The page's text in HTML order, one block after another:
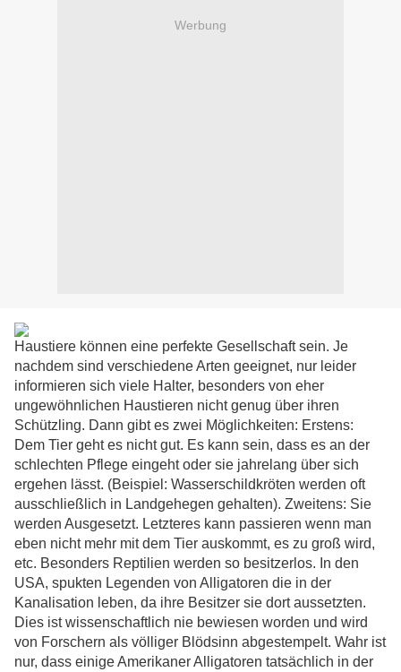
Werbung
Haustiere können eine perfekte Gesellschaft sein. Je
nachdem sind verschiedene Arten geeignet, nur leider
informieren sich viele Halter, besonders von eher
ungewöhnlichen Haustieren nicht genug über ihren
Schützling. Dann gibt es zwei Möglichkeiten: Erstens:
Dem Tier geht es nicht gut. Es kann sein, dass es an der
schlechten Pflege eingeht oder sie jahrelang über sich
ergehen lässt. (Beispiel: Wasserschildkröten werden oft
ausschließlich in Landgehegen gehalten). Zweitens: Sie
werden Ausgesetzt. Letzteres kann passieren wenn man
eben nicht mehr mit dem Tier auskommt, es zu groß wird,
etc. Besonders Reptilien werden so besitzerlos. In den
USA, spukten Legenden von Alligatoren die in der
Kanalisation leben, da ihre Besitzer sie dort aussetzten.
Dies ist wissenschaftlich nie bewiesen worden und wird
von Forschern als völliger Blödsinn abgestempelt. Wahr ist
nur, dass einige Amerikaner Alligatoren tatsächlich in der